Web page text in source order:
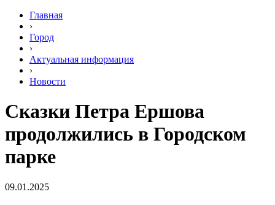
Главная
›
Город
›
Актуальная информация
›
Новости
Сказки Петра Ершова
продолжились в Городском
парке
09.01.2025